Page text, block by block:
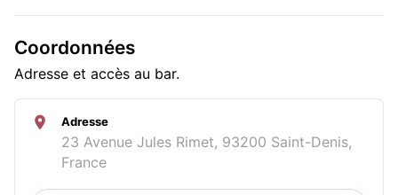
Coordonnées
Adresse et accès au bar.
Adresse
23 Avenue Jules Rimet, 93200 Saint-Denis,
France